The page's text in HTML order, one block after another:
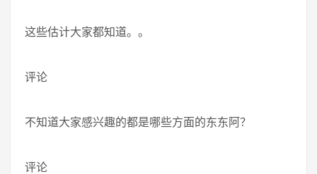
这些估计大家都知道。。
评论
不知道大家感兴趣的都是哪些方面的东东阿？
评论